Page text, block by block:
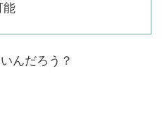
能
んだろう？